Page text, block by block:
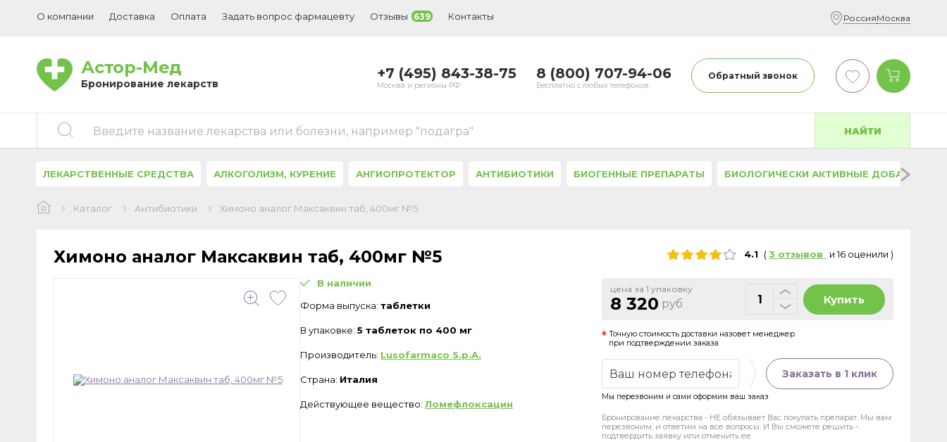
О компании Доставка Оплата Задать вопрос фармацевту Отзывы 639 Контакты РоссияМосква
Астор-Мед
Бронирование лекарств
+7 (495) 843-38-75
Москва и регионы РФ
8 (800) 707-94-06
Бесплатно с любых телефонов
Обратный звонок
Введите название лекарства или болезни, например "подагра" НАЙТИ
ЛЕКАРСТВЕННЫЕ СРЕДСТВА АЛКОГОЛИЗМ, КУРЕНИЕ АНГИОПРОТЕКТОР АНТИБИОТИКИ БИОГЕННЫЕ ПРЕПАРАТЫ БИОЛОГИЧЕСКИ АКТИВНЫЕ ДОБАВКИ
Каталог Антибиотики Химоно аналог Максаквин таб, 400мг №5
Химоно аналог Максаквин таб, 400мг №5 4.1 (3 отзывов и16 оценили )
В наличии
Форма выпуска: таблетки
В упаковке: 5 таблеток по 400 мг
Производитель: Lusofarmaco S.p.A.
Страна: Италия
Действующее вещество: Ломефлоксацин
цена за 1 упаковку
8 320 руб Купить
Точную стоимость доставки назовет менеджер
при подтверждении заказа
Заказать в 1 клик
Мы перезвоним и сами оформим ваш заказ
Бронирование лекарства - НЕ обязывает Вас покупать препарат. Мы вам
перезвоним, и ответим на все вопросы. И Вы сможете решить -
подтвердить заявку или отменить ее